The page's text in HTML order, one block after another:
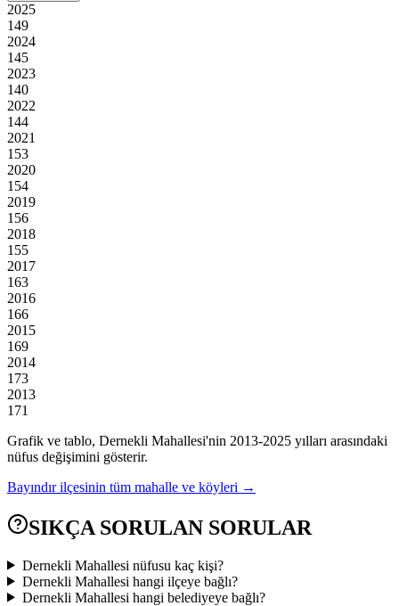
2025
149
2024
145
2023
140
2022
144
2021
153
2020
154
2019
156
2018
155
2017
163
2016
166
2015
169
2014
173
2013
171
Grafik ve tablo, Dernekli Mahallesi'nin 2013-2025 yılları arasındaki
nüfus değişimini gösterir.
Bayındır ilçesinin tüm mahalle ve köyleri →
SIKÇA SORULAN SORULAR
Dernekli Mahallesi nüfusu kaç kişi?
Dernekli Mahallesi hangi ilçeye bağlı?
Dernekli Mahallesi hangi belediyeye bağlı?